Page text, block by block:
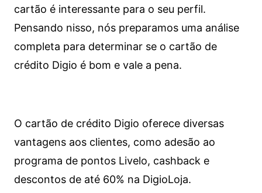
cartão é interessante para o seu perfil.
Pensando nisso, nós preparamos uma análise
completa para determinar se o cartão de
crédito Digio é bom e vale a pena.
O cartão de crédito Digio oferece diversas
vantagens aos clientes, como adesão ao
programa de pontos Livelo, cashback e
descontos de até 60% na DigioLoja.